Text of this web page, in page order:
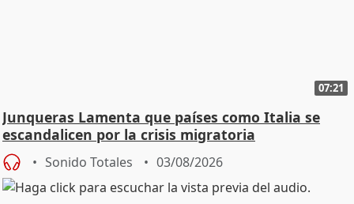
07:21
Junqueras Lamenta que países como Italia se
escandalicen por la crisis migratoria
Sonido Totales 03/08/2026